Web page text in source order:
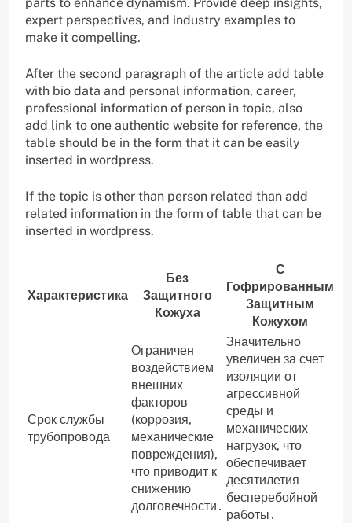
expert perspectives, and industry examples to
make it compelling.
After the second paragraph of the article add table
with bio data and personal information, career,
professional information of person in topic, also
add link to one authentic website for reference, the
table should be in the form that it can be easily
inserted in wordpress.
If the topic is other than person related than add
related information in the form of table that can be
inserted in wordpress.
Характеристика
Без
Защитного
Кожуха
С
Гофрированным
Защитным
Кожухом
Срок службы
трубопровода
Ограничен
воздействием
внешних
факторов
(коррозия,
механические
повреждения),
что приводит к
снижению
долговечности․
Значительно
увеличен за счет
изоляции от
агрессивной
среды и
механических
нагрузок, что
обеспечивает
десятилетия
бесперебойной
работы․